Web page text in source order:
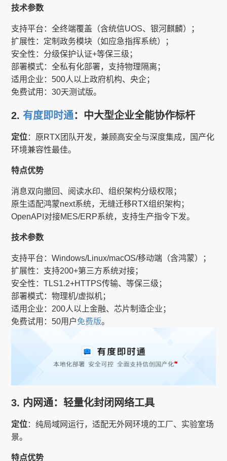
技术参数
支持平台：全终端覆盖（含统信UOS、银河麒麟）；
扩展性：定制政务模块（如应急指挥系统）；
安全性：分级保护认证+等保三级；
部署模式：全私有化部署，支持物理隔离；
适用企业：500人以上政府机构、央企；
免费试用：30天测试版。
2.有度即时通：中大型企业全能协作标杆
定位：原RTX团队开发，兼顾高安全与深度集成，国产化
环境兼容性最佳。
特点优势
消息双向撤回、阅读水印、组织架构分级权限；
原生适配鸿蒙next系统，无缝迁移RTX组织架构；
OpenAPI对接MES/ERP系统，支持生产指令下发。
技术参数
支持平台：Windows/Linux/macOS/移动端（含鸿蒙）；
扩展性：支持200+第三方系统对接；
安全性：TLS1.2+HTTPS传输、等保三级；
部署模式：物理机/虚拟机；
适用企业：200人以上金融、芯片制造企业；
免费试用：50用户免费版。
3. 内网通：轻量化封闭网络工具
定位：纯局域网运行，适配无外网环境的工厂、实验室场
景。
特点优势